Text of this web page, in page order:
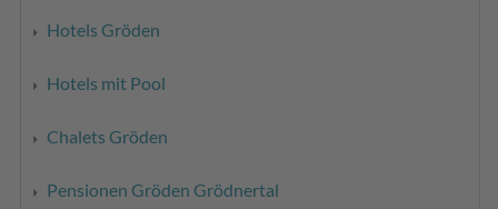
Hotels Gröden
Hotels mit Pool
Chalets Gröden
Pensionen Gröden Grödnertal